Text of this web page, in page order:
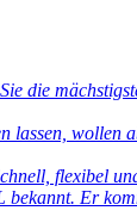
die
lassen,
flexibel
Er